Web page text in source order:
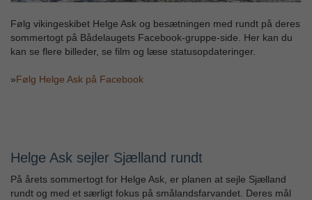
Følg vikingeskibet Helge Ask og besætningen med rundt på deres
sommertogt på Bådelaugets Facebook-gruppe-side. Her kan du
kan se flere billeder, se film og læse statusopdateringer.
»Følg Helge Ask på Facebook
Helge Ask sejler Sjælland rundt
På årets sommertogt for Helge Ask, er planen at sejle Sjælland
rundt og med et særligt fokus på smålandsfarvandet. Deres mål